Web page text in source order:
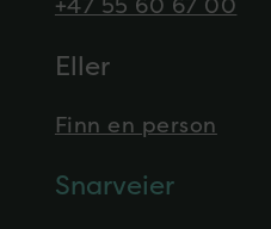
Eller
Finn en person
Snarveier